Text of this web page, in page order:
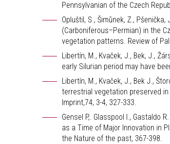
Pennsylvanian of the Czech
Opluštil, S., Šimůnek, Z.,
(Carboniferous–Permian) in the
vegetation patterns. Review of
Libertín, M., Kvaček, J., Bek, J.,
early Silurian period may have
Libertín, M., Kvaček, J., Bek J.,
terrestrial vegetation preserved
Imprint,74, 3-4, 327-333.
Gensel P,. Glasspool I., Gastaldo
as a Time of Major Innovation in
the Nature of the past, 367-398.